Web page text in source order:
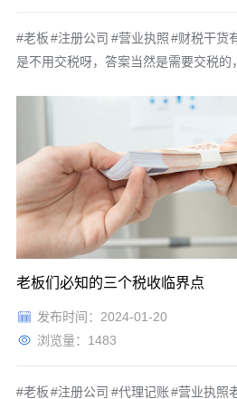
#老板 #注册公司 #营业执照 #财税干货
是不用交税呀，答案当然是需要交税的
和费用记录好，按照收入减去支出，
有一种呢，就是核定征收，就是税务部
率，不管你
老板们必知的三个税收临界点
发布时间：2024-01-20
浏览量：1483
#老板 #注册公司 #代理记账 #营业执照